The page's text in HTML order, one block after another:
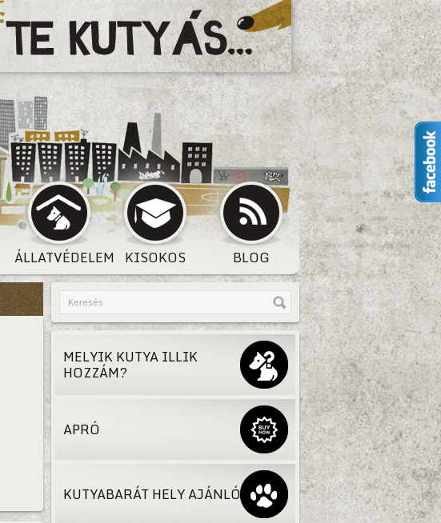
ÁLLATVÉDELEM KISOKOS BLOG
MELYIK KUTYA ILLIK
HOZZÁM?
APRÓ
KUTYABARÁT HELY AJÁNLÓ